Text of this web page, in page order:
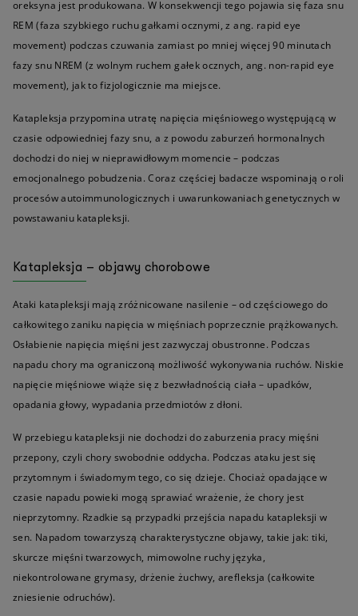
oreksyna jest produkowana. W konsekwencji tego pojawia się faza snu
REM (faza szybkiego ruchu gałkami ocznymi, z ang. rapid eye
movement) podczas czuwania zamiast po mniej więcej 90 minutach
fazy snu NREM (z wolnym ruchem gałek ocznych, ang. non-rapid eye
movement), jak to fizjologicznie ma miejsce.
Katapleksja przypomina utratę napięcia mięśniowego występującą w
czasie odpowiedniej fazy snu, a z powodu zaburzeń hormonalnych
dochodzi do niej w nieprawidłowym momencie – podczas
emocjonalnego pobudzenia. Coraz częściej badacze wspominają o roli
procesów autoimmunologicznych i uwarunkowaniach genetycznych w
powstawaniu katapleksji.
Katapleksja – objawy chorobowe
Ataki katapleksji mają zróżnicowane nasilenie – od częściowego do
całkowitego zaniku napięcia w mięśniach poprzecznie prążkowanych.
Osłabienie napięcia mięśni jest zazwyczaj obustronne. Podczas
napadu chory ma ograniczoną możliwość wykonywania ruchów. Niskie
napięcie mięśniowe wiąże się z bezwładnością ciała – upadków,
opadania głowy, wypadania przedmiotów z dłoni.
W przebiegu katapleksji nie dochodzi do zaburzenia pracy mięśni
przepony, czyli chory swobodnie oddycha. Podczas ataku jest się
przytomnym i świadomym tego, co się dzieje. Chociaż opadające w
czasie napadu powieki mogą sprawiać wrażenie, że chory jest
nieprzytomny. Rzadkie są przypadki przejścia napadu katapleksji w
sen. Napadom towarzyszą charakterystyczne objawy, takie jak: tiki,
skurcze mięśni twarzowych, mimowolne ruchy języka,
niekontrolowane grymasy, drżenie żuchwy, arefleksja (całkowite
zniesienie odruchów).